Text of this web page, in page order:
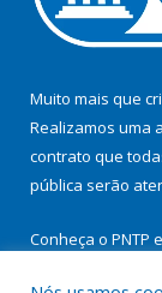
Muito mais que
Realizamos uma
contrato que
pública serão
Conheça o PNTP